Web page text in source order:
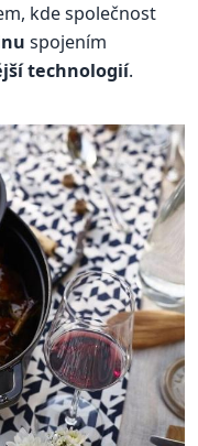
kde společnost
spojením
technologií.